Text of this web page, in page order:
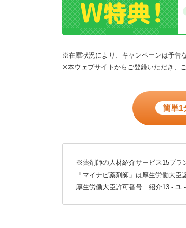
※在庫状況により、キャンペーンは予告
※本ウェブサイトからご登録いただき、
簡単1
※薬剤師の人材紹介サービス15ブラ
「マイナビ薬剤師」は厚生労働大
厚生労働大臣許可番号 紹介13 - ユ